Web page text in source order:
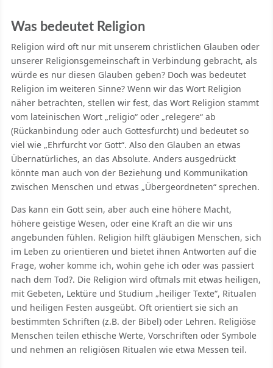
Was bedeutet Religion
Religion wird oft nur mit unserem christlichen Glauben oder
unserer Religionsgemeinschaft in Verbindung gebracht, als
würde es nur diesen Glauben geben? Doch was bedeutet
Religion im weiteren Sinne? Wenn wir das Wort Religion
näher betrachten, stellen wir fest, das Wort Religion stammt
vom lateinischen Wort „religio“ oder „relegere“ ab
(Rückanbindung oder auch Gottesfurcht) und bedeutet so
viel wie „Ehrfurcht vor Gott“. Also den Glauben an etwas
Übernatürliches, an das Absolute. Anders ausgedrückt
könnte man auch von der Beziehung und Kommunikation
zwischen Menschen und etwas „Übergeordneten“ sprechen.
Das kann ein Gott sein, aber auch eine höhere Macht,
höhere geistige Wesen, oder eine Kraft an die wir uns
angebunden fühlen. Religion hilft gläubigen Menschen, sich
im Leben zu orientieren und bietet ihnen Antworten auf die
Frage, woher komme ich, wohin gehe ich oder was passiert
nach dem Tod?. Die Religion wird oftmals mit etwas heiligen,
mit Gebeten, Lektüre und Studium „heiliger Texte“, Ritualen
und heiligen Festen ausgeübt. Oft orientiert sie sich an
bestimmten Schriften (z.B. der Bibel) oder Lehren. Religiöse
Menschen teilen ethische Werte, Vorschriften oder Symbole
und nehmen an religiösen Ritualen wie etwa Messen teil.